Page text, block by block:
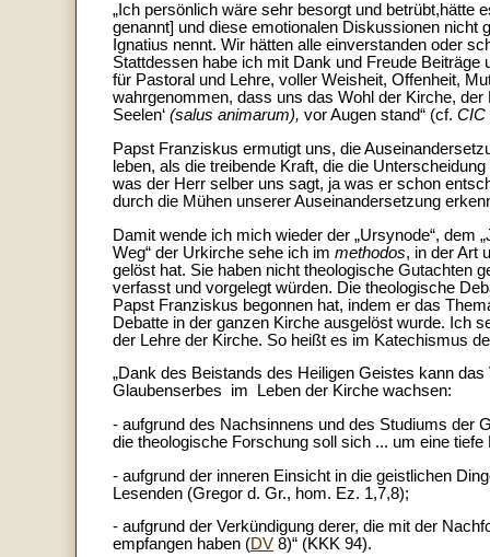
„Ich persönlich wäre sehr besorgt und betrübt,hätte
genannt] und diese emotionalen Diskussionen nicht
Ignatius nennt. Wir hätten alle einverstanden oder
Stattdessen habe ich mit Dank und Freude
für Pastoral und Lehre, voller Weisheit, Offenheit,
wahrgenommen, dass uns das Wohl der Kirche, der
Seelen‘ (salus animarum), vor Augen stand“ (cf. CIC
Papst Franziskus ermutigt uns, die
leben, als die treibende Kraft, die die
was der Herr selber uns sagt, ja was er schon
durch die Mühen unserer Auseinandersetzung
Damit wende ich mich wieder der „Ursynode“, dem
Weg“ der Urkirche sehe ich im methodos, in der Art
gelöst hat. Sie haben nicht theologische Gutachten
verfasst und vorgelegt würden. Die theologische
Papst Franziskus begonnen hat, indem er das
Debatte in der ganzen Kirche ausgelöst wurde. Ich
der Lehre der Kirche. So heißt es im Katechismus
„Dank des Beistands des Heiligen Geistes kann
Glaubenserbes im Leben der Kirche wachsen:
- aufgrund des Nachsinnens und des Studiums der
die theologische Forschung soll sich ... um eine
- aufgrund der inneren Einsicht in die geistlichen
Lesenden (Gregor d. Gr., hom. Ez. 1,7,8);
- aufgrund der Verkündigung derer, die mit der
empfangen haben (DV 8)“ (KKK 94).